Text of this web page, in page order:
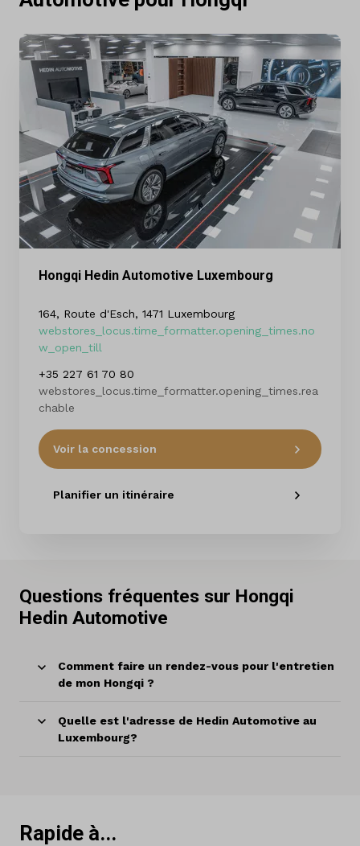
Hongqi Hedin Automotive Luxembourg
164, Route d'Esch, 1471 Luxembourg
webstores_locus.time_formatter.opening_times.no
w_open_till
+35 227 61 70 80
webstores_locus.time_formatter.opening_times.rea
chable
Voir la concession
Planifier un itinéraire
Questions fréquentes sur Hongqi
Hedin Automotive
Comment faire un rendez-vous pour l'entretien
de mon Hongqi ?
Quelle est l'adresse de Hedin Automotive au
Luxembourg?
Rapide à...